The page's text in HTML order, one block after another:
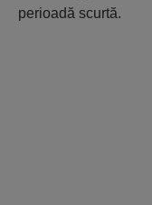
perioadă scurtă.